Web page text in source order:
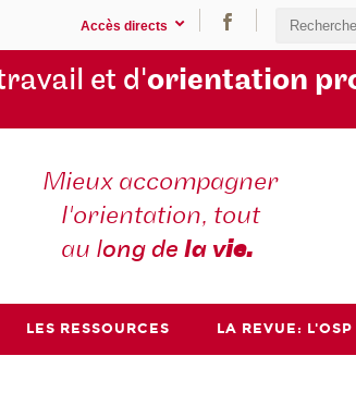
Accès directs
et d'orientation
Mieux accompagner
l'orientation, tout
au long dela vie.
LES RESSOURCES LA REVUE: L'OSP